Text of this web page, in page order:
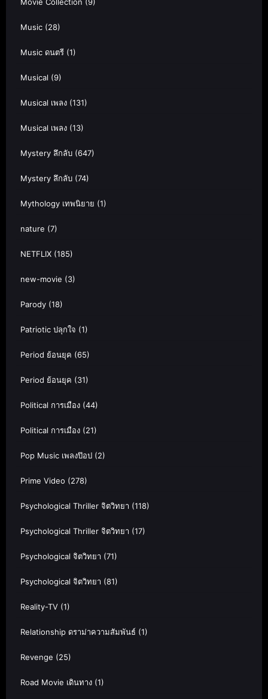
Movie Collection (9)
Music (28)
Music ดนตรี (1)
Musical (9)
Musical เพลง (131)
Musical เพลง (13)
Mystery ลึกลับ (647)
Mystery ลึกลับ (74)
Mythology เทพนิยาย (1)
nature (7)
NETFLIX (185)
new-movie (3)
Parody (18)
Patriotic ปลุกใจ (1)
Period ย้อนยุค (65)
Period ย้อนยุค (31)
Political การเมือง (44)
Political การเมือง (21)
Pop Music เพลงป๊อป (2)
Prime Video (278)
Psychological Thriller จิตวิทยา (118)
Psychological Thriller จิตวิทยา (17)
Psychological จิตวิทยา (71)
Psychological จิตวิทยา (81)
Reality-TV (1)
Relationship ดราม่าความสัมพันธ์ (1)
Revenge (25)
Road Movie เดินทาง (1)